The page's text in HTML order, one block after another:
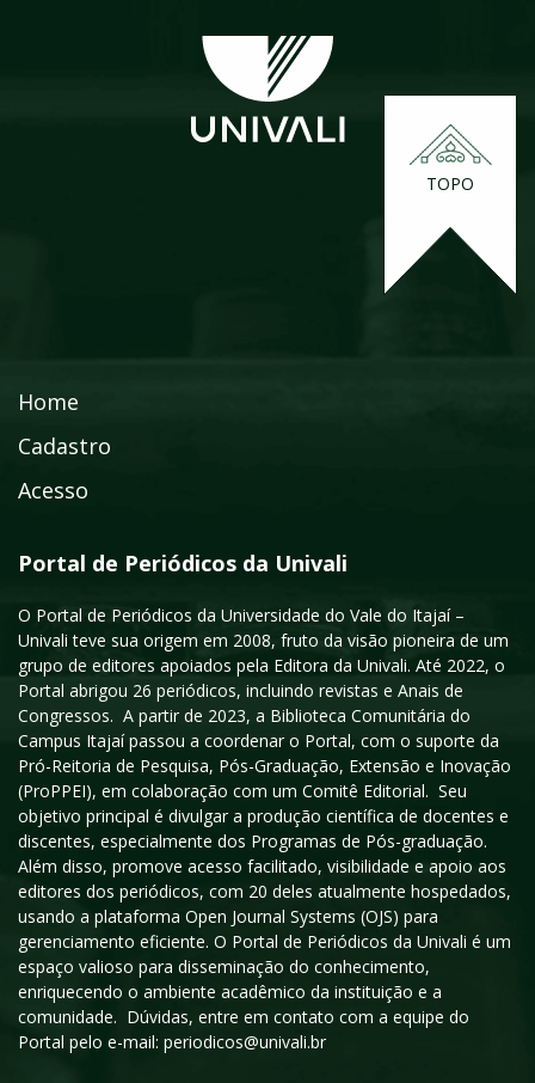
TOPO
Home
Cadastro
Acesso
Portal de Periódicos da Univali
O Portal de Periódicos da Universidade do Vale do Itajaí –
Univali teve sua origem em 2008, fruto da visão pioneira de um
grupo de editores apoiados pela Editora da Univali. Até 2022, o
Portal abrigou 26 periódicos, incluindo revistas e Anais de
Congressos. A partir de 2023, a Biblioteca Comunitária do
Campus Itajaí passou a coordenar o Portal, com o suporte da
Pró-Reitoria de Pesquisa, Pós-Graduação, Extensão e Inovação
(ProPPEI), em colaboração com um Comitê Editorial. Seu
objetivo principal é divulgar a produção científica de docentes e
discentes, especialmente dos Programas de Pós-graduação.
Além disso, promove acesso facilitado, visibilidade e apoio aos
editores dos periódicos, com 20 deles atualmente hospedados,
usando a plataforma Open Journal Systems (OJS) para
gerenciamento eficiente. O Portal de Periódicos da Univali é um
espaço valioso para disseminação do conhecimento,
enriquecendo o ambiente acadêmico da instituição e a
comunidade. Dúvidas, entre em contato com a equipe do
Portal pelo e-mail: periodicos@univali.br